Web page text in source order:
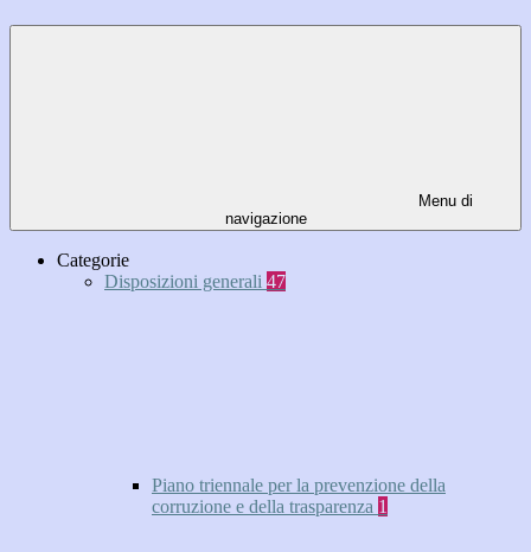
Menu di
navigazione
Categorie
Disposizioni generali 47
Piano triennale per la prevenzione della
corruzione e della trasparenza 1